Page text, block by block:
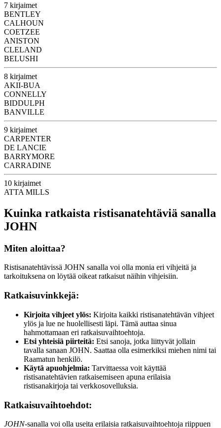
7 kirjaimet
BENTLEY
CALHOUN
COETZEE
ANISTON
CLELAND
BELUSHI
8 kirjaimet
AKII-BUA
CONNELLY
BIDDULPH
BANVILLE
9 kirjaimet
CARPENTER
DE LANCIE
BARRYMORE
CARRADINE
10 kirjaimet
ATTA MILLS
Kuinka ratkaista ristisanatehtäviä sanalla
JOHN
Miten aloittaa?
Ristisanatehtävissä JOHN sanalla voi olla monia eri vihjeitä ja
tarkoituksena on löytää oikeat ratkaisut näihin vihjeisiin.
Ratkaisuvinkkejä:
Kirjoita vihjeet ylös: Kirjoita kaikki ristisanatehtävän vihjeet
ylös ja lue ne huolellisesti läpi. Tämä auttaa sinua
hahmottamaan eri ratkaisuvaihtoehtoja.
Etsi yhteisiä piirteitä: Etsi sanoja, jotka liittyvät jollain
tavalla sanaan JOHN. Saattaa olla esimerkiksi miehen nimi tai
Raamatun henkilö.
Käytä apuohjelmia: Tarvittaessa voit käyttää
ristisanatehtävien ratkaisemiseen apuna erilaisia
ristisanakirjoja tai verkkosovelluksia.
Ratkaisuvaihtoehdot:
JOHN-sanalla voi olla useita erilaisia ratkaisuvaihtoehtoja riippuen